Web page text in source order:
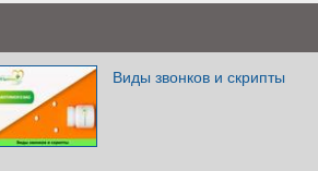
Виды звонков и скрипты